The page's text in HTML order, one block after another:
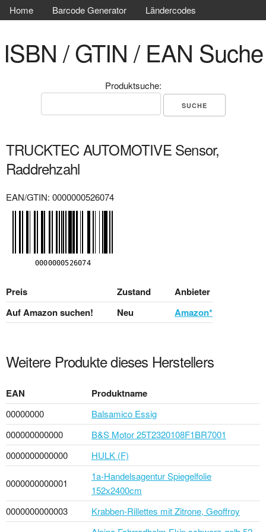
Home Barcode Generator Ländercodes
ISBN / GTIN / EAN Suche
Produktsuche:
TRUCKTEC AUTOMOTIVE Sensor,
Raddrehzahl
EAN/GTIN: 0000000526074
Preis Zustand
Anbieter
Auf Amazon suchen!
Neu Amazon*
Weitere Produkte dieses Herstellers
EAN Produktname
00000000
Balsamico Essig
000000000000
B&S Motor 25T2320108F1BR7001
0000000000000
HULK (F)
0000000000001
1a-Handelsagentur Spiegelfolie
152x2400cm
0000000000003
Krabben-Rillettes mit Zitrone, Geoffroy